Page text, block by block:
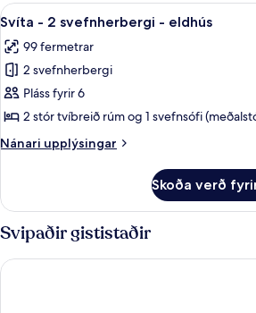
stórt
rúm
Skoða
allar
myndir
fyrir
Svíta
-
2
svefnherbergi
eldhús
Rúmföt
12
Svíta - 2 svefnherbergi - eldhús
99 fermetrar
2 svefnherbergi
Pláss fyrir 6
2 stór tvíbreið rúm og 1 svefnsófi
Nánari upplýsingar
Nánari
-
svefnherbergi
eldhús
Skoða verð
Svipaðir gististaðir
Treasure Island TI Las Vegas -